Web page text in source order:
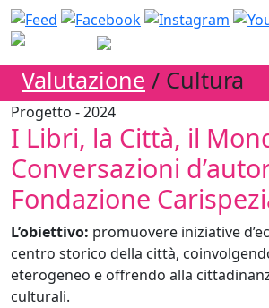
Valutazione / Cultura
Progetto - 2024
I Libri, la Città, il
Conversazioni
Fondazione
L’obiettivo: promuovere iniziative
centro storico della città,
eterogeneo e offrendo alla
culturali.